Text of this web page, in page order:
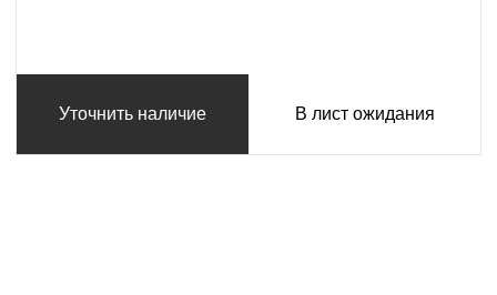
Уточнить наличие В лист ожидания